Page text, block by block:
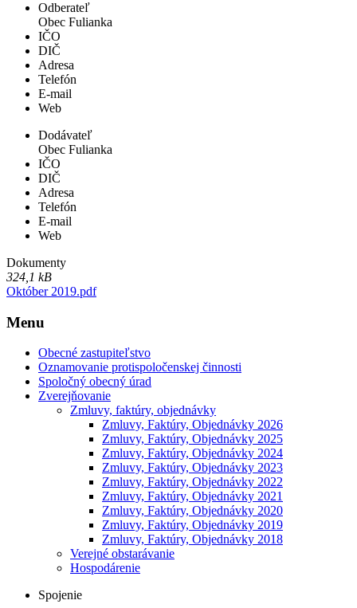
Odberateľ
Obec Fulianka
IČO
DIČ
Adresa
Telefón
E-mail
Web
Dodávateľ
Obec Fulianka
IČO
DIČ
Adresa
Telefón
E-mail
Web
Dokumenty
324,1 kB
Október 2019.pdf
Menu
Obecné zastupiteľstvo
Oznamovanie protispoločenskej činnosti
Spoločný obecný úrad
Zverejňovanie
Zmluvy, faktúry, objednávky
Zmluvy, Faktúry, Objednávky 2026
Zmluvy, Faktúry, Objednávky 2025
Zmluvy, Faktúry, Objednávky 2024
Zmluvy, Faktúry, Objednávky 2023
Zmluvy, Faktúry, Objednávky 2022
Zmluvy, Faktúry, Objednávky 2021
Zmluvy, Faktúry, Objednávky 2020
Zmluvy, Faktúry, Objednávky 2019
Zmluvy, Faktúry, Objednávky 2018
Verejné obstarávanie
Hospodárenie
Spojenie